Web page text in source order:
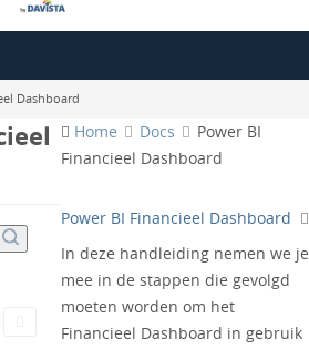
Dashboard
Home Docs
Power BI
Financieel Dashboard
Power BI Financieel Dashboard
In deze handleiding nemen we je
mee in de stappen die gevolgd
moeten worden om het
Financieel Dashboard in gebruik